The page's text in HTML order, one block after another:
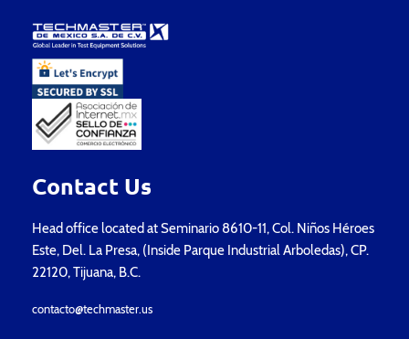
Contact Us
Head office located at Seminario 8610-11, Col. Niños Héroes
Este, Del. La Presa, (Inside Parque Industrial Arboledas), CP.
22120, Tijuana, B.C.
contacto@techmaster.us